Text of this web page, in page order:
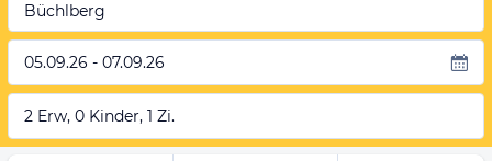
Büchlberg
05.09.26 - 07.09.26
2 Erw, 0 Kinder, 1 Zi.